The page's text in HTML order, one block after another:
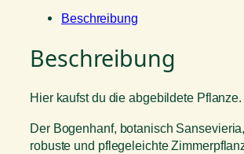
Beschreibung
Beschreibung
Hier kaufst du die abgebildete Pflanze.
Der Bogenhanf, botanisch
robuste und pflegeleichte